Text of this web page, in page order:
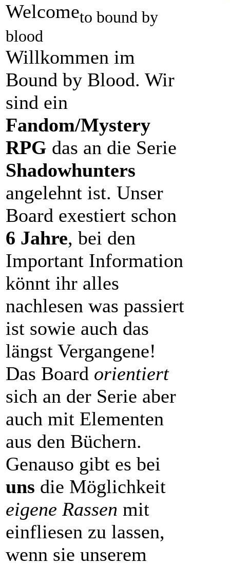
Welcometo bound by
blood
Willkommen im
Bound by Blood. Wir
sind ein
Fandom/Mystery
RPG das an die Serie
Shadowhunters
angelehnt ist. Unser
Board exestiert schon
6 Jahre, bei den
Important Information
könnt ihr alles
nachlesen was passiert
ist sowie auch das
längst Vergangene!
Das Board orientiert
sich an der Serie aber
auch mit Elementen
aus den Büchern.
Genauso gibt es bei
uns die Möglichkeit
eigene Rassen mit
einfliesen zu lassen,
wenn sie unserem